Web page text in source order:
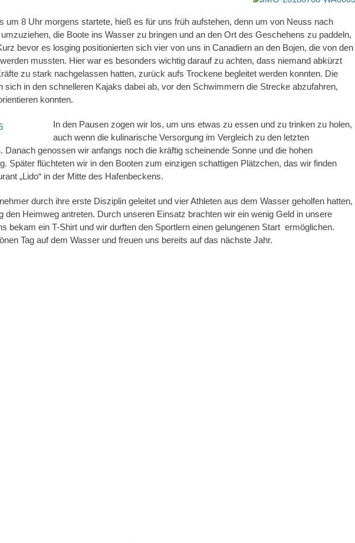
um 8 Uhr morgens startete, hieß es für uns früh aufstehen, denn um von Neuss nach
die Boote ins Wasser zu bringen und an den Ort des Geschehens zu paddeln,
bevor es losging positionierten sich vier von uns in Canadiern an den Bojen, die von den
mussten. Hier war es besonders wichtig darauf zu achten, dass niemand abkürzt
zu stark nachgelassen hatten, zurück aufs Trockene begleitet werden konnten. Die
sich in den schnelleren Kajaks dabei ab, vor den Schwimmern die Strecke abzufahren,
konnten.
In den Pausen zogen wir los, um uns etwas zu essen und zu trinken zu holen,
auch wenn die kulinarische Versorgung im Vergleich zu den letzten
Danach genossen wir anfangs noch die kräftig scheinende Sonne und die hohen
Später flüchteten wir in den Booten zum einzigen schattigen Plätzchen, das wir finden
„Lido“ in der Mitte des Hafenbeckens.
durch ihre erste Disziplin geleitet und vier Athleten aus dem Wasser geholfen hatten,
den Heimweg antreten. Durch unseren Einsatz brachten wir ein wenig Geld in unsere
bekam ein T-Shirt und wir durften den Sportlern einen gelungenen Start ermöglichen.
Tag auf dem Wasser und freuen uns bereits auf das nächste Jahr.